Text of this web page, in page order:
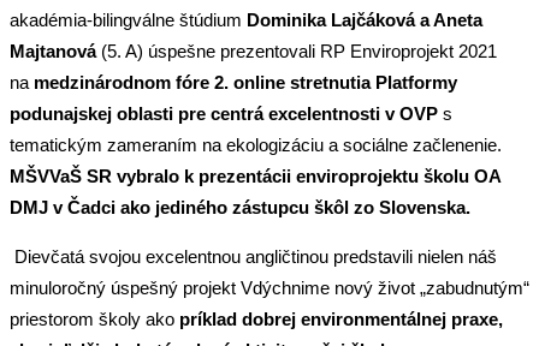
akadémia-bilingválne štúdium Dominika Lajčáková a Aneta
Majtanová(5. A) úspešne prezentovali RP Enviroprojekt 2021
na medzinárodnom fóre 2. online stretnutia Platformy
podunajskej oblasti pre centrá excelentnosti v OVP s
tematickým zameraním na ekologizáciu a sociálne začlenenie.
MŠVVaŠ SR vybralo k prezentácii enviroprojektu školu OA
DMJ v Čadci ako jediného zástupcu škôl zo Slovenska.
Dievčatá svojou excelentnou angličtinou predstavili nielen náš
minuloročný úspešný projekt Vdýchnime nový život „zabudnutým“
priestorom školy ako príklad dobrej environmentálnej praxe,